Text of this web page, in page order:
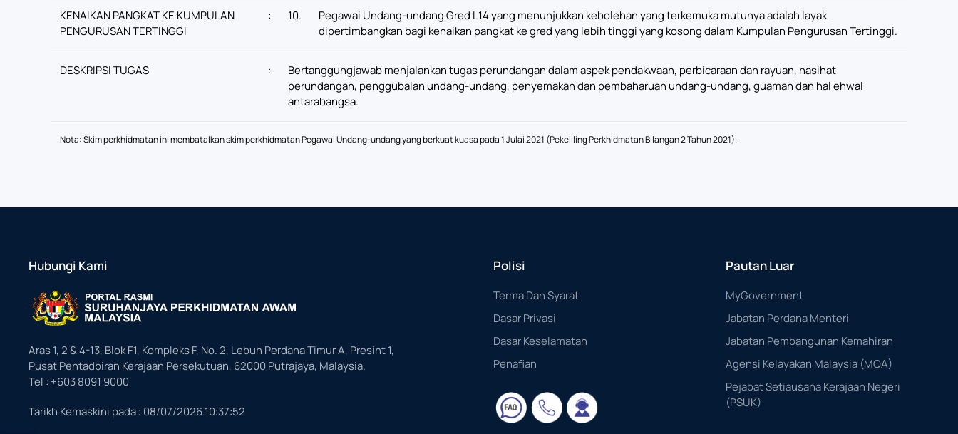
KENAIKAN PANGKAT KE KUMPULAN
PENGURUSAN TERTINGGI
: 10.
Pegawai Undang-undang Gred L14 yang menunjukkan kebolehan yang terkemuka mutunya adalah layak
dipertimbangkan bagi kenaikan pangkat ke gred yang lebih tinggi yang kosong dalam Kumpulan Pengurusan Tertinggi.
DESKRIPSI TUGAS :
Bertanggungjawab menjalankan tugas perundangan dalam aspek pendakwaan, perbicaraan dan rayuan, nasihat
perundangan, penggubalan undang-undang, penyemakan dan pembaharuan undang-undang, guaman dan hal ehwal
antarabangsa.
Nota: Skim perkhidmatan ini membatalkan skim perkhidmatan Pegawai Undang-undang yang berkuat kuasa pada 1 Julai 2021 (Pekeliling Perkhidmatan Bilangan 2 Tahun 2021).
Hubungi Kami
Aras 1, 2 & 4-13, Blok F1, Kompleks F, No. 2, Lebuh Perdana Timur A, Presint 1,
Pusat Pentadbiran Kerajaan Persekutuan, 62000 Putrajaya, Malaysia.
Tel : +603 8091 9000
Tarikh Kemaskini pada : 08/07/2026 10:37:52
Polisi
Terma Dan Syarat
Dasar Privasi
Dasar Keselamatan
Penafian
Pautan Luar
MyGovernment
Jabatan Perdana Menteri
Jabatan Pembangunan Kemahiran
Agensi Kelayakan Malaysia (MQA)
Pejabat Setiausaha Kerajaan Negeri
(PSUK)